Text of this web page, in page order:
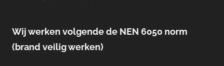
Wij werken volgende de NEN 6050 norm
(brand veilig werken)